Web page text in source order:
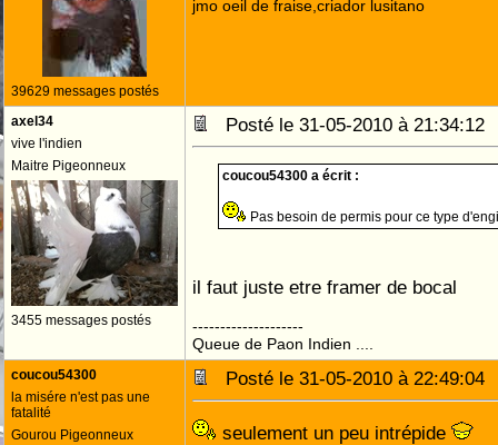
39629 messages postés
jmo oeil de fraise,criador lusitano
axel34
vive l'indien
Maitre Pigeonneux
3455 messages postés
Posté le 31-05-2010 à
coucou54300 a écrit :
Pas besoin de permis pour ce type
il faut juste etre framer de bocal
--------------------
Queue de Paon Indien ....
coucou54300
la misére n'est pas une
fatalité
Gourou Pigeonneux
Posté le 31-05-2010 à
seulement un peu intrépide